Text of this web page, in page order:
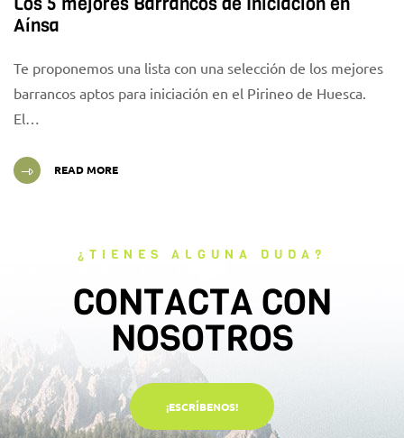
Aínsa
Te proponemos una lista con una selección de los mejores
barrancos aptos para iniciación en el Pirineo de Huesca.
El…
READ MORE
¿TIENES ALGUNA DUDA?
CONTACTA CON
NOSOTROS
¡ESCRÍBENOS!